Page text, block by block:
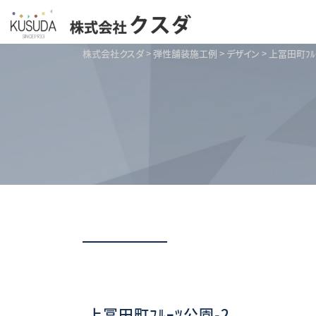
株式会社クスダ> 弾性舗装施工例 > デザイン > 上冨田町ﾌ